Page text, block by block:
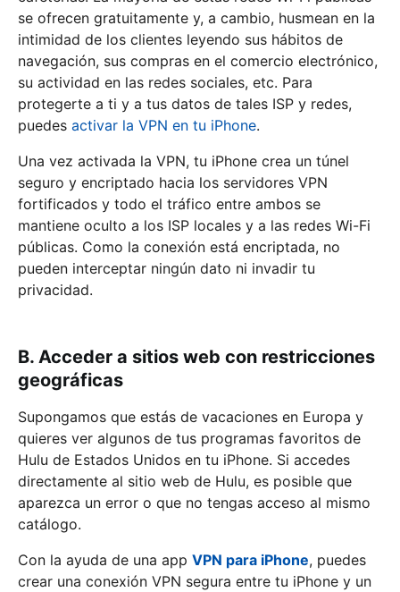
se ofrecen gratuitamente y, a cambio, husmean en la
intimidad de los clientes leyendo sus hábitos de
navegación, sus compras en el comercio electrónico,
su actividad en las redes sociales, etc. Para
protegerte a ti y a tus datos de tales ISP y redes,
puedes activar la VPN en tu iPhone.
Una vez activada la VPN, tu iPhone crea un túnel
seguro y encriptado hacia los servidores VPN
fortificados y todo el tráfico entre ambos se
mantiene oculto a los ISP locales y a las redes Wi-Fi
públicas. Como la conexión está encriptada, no
pueden interceptar ningún dato ni invadir tu
privacidad.
B. Acceder a sitios web con restricciones
geográficas
Supongamos que estás de vacaciones en Europa y
quieres ver algunos de tus programas favoritos de
Hulu de Estados Unidos en tu iPhone. Si accedes
directamente al sitio web de Hulu, es posible que
aparezca un error o que no tengas acceso al mismo
catálogo.
Con la ayuda de una app VPN para iPhone, puedes
crear una conexión VPN segura entre tu iPhone y un